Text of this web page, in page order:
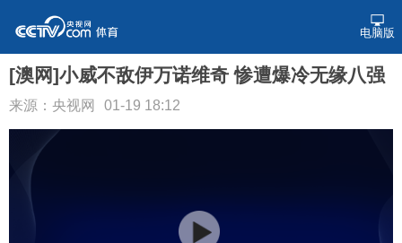
电脑版
[澳网]小威不敌伊万诺维奇 惨遭爆冷无缘八强
来源：央视网 01-19 18:12